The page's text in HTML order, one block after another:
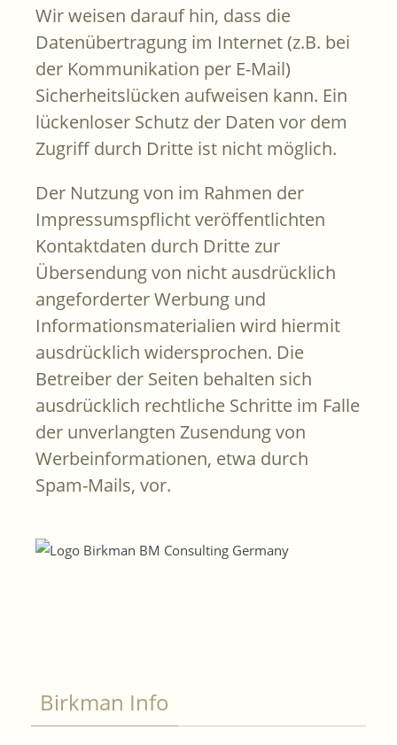
Wir weisen darauf hin, dass die
Datenübertragung im Internet (z.B. bei
der Kommunikation per E-Mail)
Sicherheitslücken aufweisen kann. Ein
lückenloser Schutz der Daten vor dem
Zugriff durch Dritte ist nicht möglich.
Der Nutzung von im Rahmen der
Impressumspflicht veröffentlichten
Kontaktdaten durch Dritte zur
Übersendung von nicht ausdrücklich
angeforderter Werbung und
Informationsmaterialien wird hiermit
ausdrücklich widersprochen. Die
Betreiber der Seiten behalten sich
ausdrücklich rechtliche Schritte im Falle
der unverlangten Zusendung von
Werbeinformationen, etwa durch
Spam-Mails, vor.
Birkman Info